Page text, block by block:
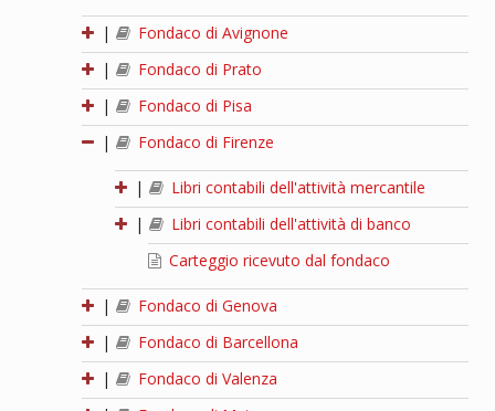
|
Fondaco di Avignone
|
Fondaco di Prato
|
Fondaco di Pisa
|
Fondaco di Firenze
|
Libri contabili dell'attività mercantile
|
Libri contabili dell'attività di banco
Carteggio ricevuto dal fondaco
|
Fondaco di Genova
|
Fondaco di Barcellona
|
Fondaco di Valenza